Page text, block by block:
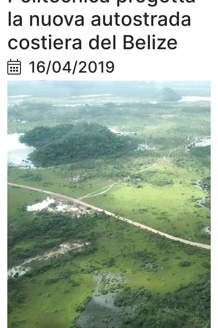
la nuova autostrada
costiera del Belize
16/04/2019